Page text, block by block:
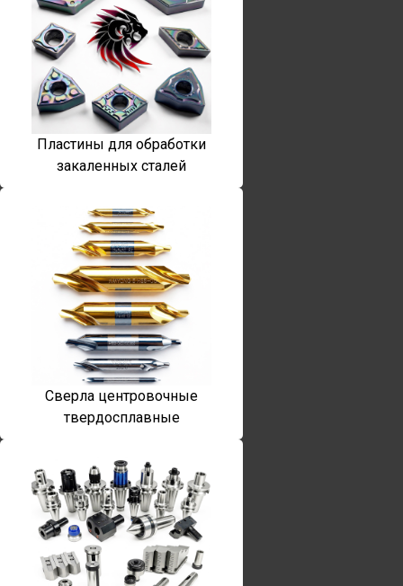
Пластины для обработки
закаленных сталей
Сверла центровочные
твердосплавные